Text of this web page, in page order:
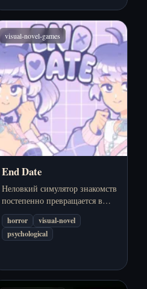
visual-novel-games
End Date
Неловкий симулятор знакомств
постепенно превращается в
напряженную хоррор-
визуальную новеллу о
девушке, которую вы знали
horror
visual-novel
psychological